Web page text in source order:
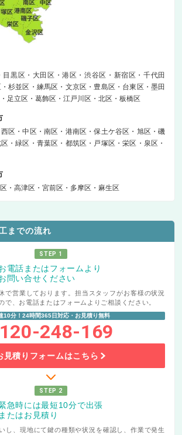
目黒区 大田区 港区 渋谷区 新宿区
千代田
杉並区 練馬区 文京区 豊島区 台東区
墨田
足立区 葛飾区 江戸川区 北区 板橋区
西区 中区 南区 港南区 保土ケ谷区 旭区
磯
緑区 青葉区 都筑区 戸塚区 栄区
泉区
高津区 宮前区 多摩区 麻生区
までの流れ
STEP 1
電話またはフォームより
問い合せください
で営業しております。担当スタッフがお客様の状況
で、お電話またはフォームよりご相談ください。
10分！24時間365日対応・お見積り無料
248-169
見積りフォームはこちら
STEP 2
急時には最短10分で出張
またはお見積り
し、現地にて鍵の種類や状況を確認し、作業で発生